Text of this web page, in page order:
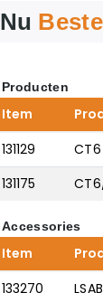
Nu
Producten
Item
131129
131175
Accessories
Item
133270